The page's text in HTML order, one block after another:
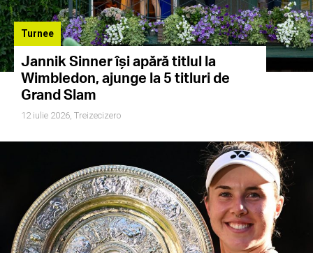
Turnee
Jannik Sinner își apără titlul la
Wimbledon, ajunge la 5 titluri de
Grand Slam
12 iulie 2026, Treizecizero